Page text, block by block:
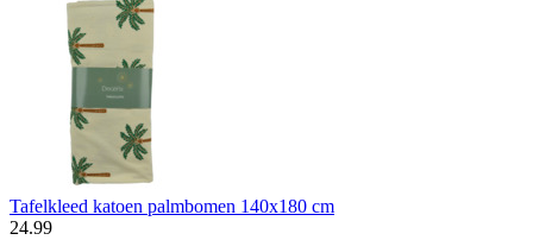
Tafelkleed katoen palmbomen 140x180 cm
24.99